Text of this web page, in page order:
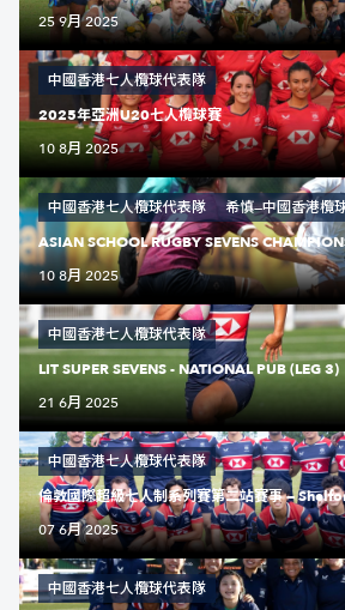
25 9月 2025
中國香港七人欖球代表隊
2025年亞洲U20七人欖球賽
10 8月 2025
中國香港七人欖球代表隊
希慎—中國香港欖
ASIAN SCHOOL RUGBY SEVENS
10 8月 2025
中國香港七人欖球代表隊
LIT SUPER SEVENS - NATIONAL PUB (LEG 3)
21 6月 2025
中國香港七人欖球代表隊
倫敦國際超級七人制系列賽第二站賽事 —
07 6月 2025
中國香港七人欖球代表隊